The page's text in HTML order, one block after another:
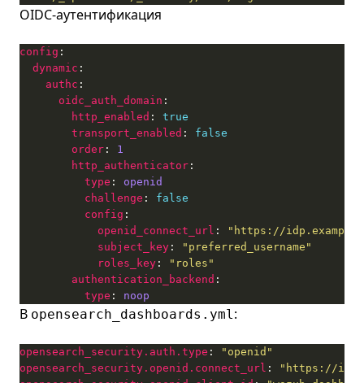
OIDC-аутентификация
config
dynamic
authc
oidc_auth_domain
http_enabled : true
transport_enabled : false
order : 1
http_authenticator
type : openid
challenge : false
config
openid_connect_url :
"https://
subject_key :
"preferred_username"
roles_key :
"roles"
authentication_backend
type : noop
В opensearch_dashboards.yml:
opensearch_security.auth.type :
"openid"
opensearch_security.openid.connect_url :
"https://